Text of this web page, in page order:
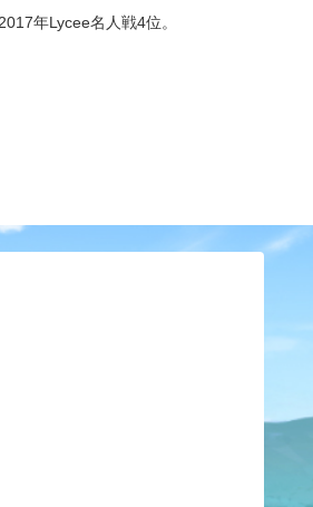
年Lycee名人戦4位。